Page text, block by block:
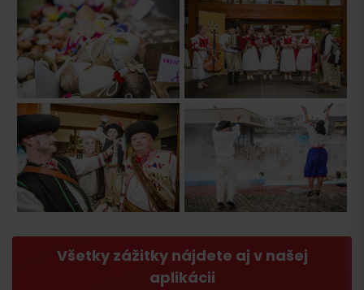
(sobota a
nedeľa)
VTÁČIK
termálne bazény
16:00 Škola tanca – Zumba detský bazén
Všetky zážitky nájdete aj v našej
aplikácii